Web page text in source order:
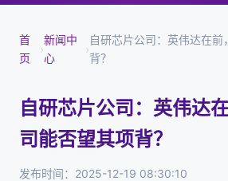
首
页
›
新闻中
心
›
自研芯片公司：英伟达在
背？
自研芯片公司：英伟达
司能否望其项背？
发布时间：2025-12-19 08:30:10